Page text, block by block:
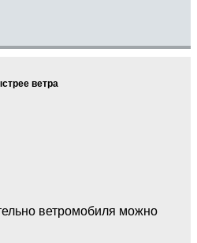
ветра
ветромобиля можно